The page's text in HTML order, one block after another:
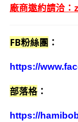
廠商邀約請洽：
FB粉絲團 ：
https://
部落格 ：
https://